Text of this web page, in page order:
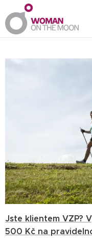
Jste klientem VZP?
500 Kč na